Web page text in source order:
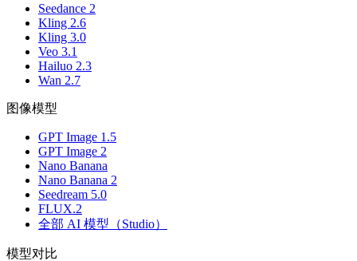
Seedance 2
Kling 2.6
Kling 3.0
Veo 3.1
Hailuo 2.3
Wan 2.7
图像模型
GPT Image 1.5
GPT Image 2
Nano Banana
Nano Banana 2
Seedream 5.0
FLUX.2
全部 AI 模型（Studio）
模型对比